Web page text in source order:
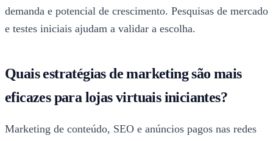
demanda e potencial de crescimento. Pesquisas de mercado
e testes iniciais ajudam a validar a escolha.
Quais estratégias de marketing são mais
eficazes para lojas virtuais iniciantes?
Marketing de conteúdo, SEO e anúncios pagos nas redes